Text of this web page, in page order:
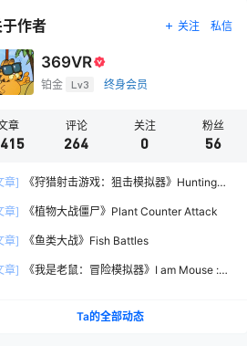
于作者 关注 私信
369VR
铂金 Lv3 终身会员
章 评论
264
关注
0
粉丝
56
章]
《狩猎射击游戏：狙击模拟器》Hunting
章]
《植物大战僵尸》Plant Counter Attack
章] 《鱼类大战》Fish Battles
章]
《我是老鼠：冒险模拟器》I am Mouse :
Ta的全部动态